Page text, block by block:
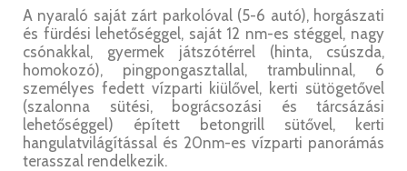
A nyaraló saját zárt parkolóval (5-6 autó), horgászati
és fürdési lehetőséggel, saját 12 nm-es stéggel, nagy
csónakkal, gyermek játszótérrel (hinta, csúszda,
homokozó), pingpongasztallal, trambulinnal, 6
személyes fedett vízparti kiülővel, kerti sütögetővel
(szalonna sütési, bográcsozási és tárcsázási
lehetőséggel) épített betongrill sütővel, kerti
hangulatvilágítással és 20nm-es vízparti panorámás
terasszal rendelkezik.